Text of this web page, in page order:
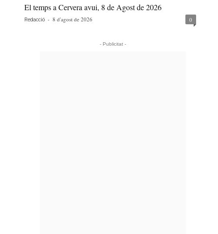
El temps a Cervera avui, 8 de Agost de 2026
Redacció - 8 d'agost de 2026 0
- Publicitat -